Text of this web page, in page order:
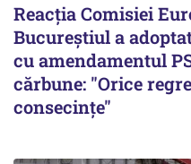
Reacția Comisiei
Bucureștiul a
cu amendamentul
cărbune: "Orice
consecințe"